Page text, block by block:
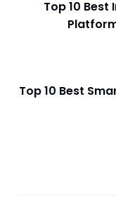
Top 10
Top 10 Best